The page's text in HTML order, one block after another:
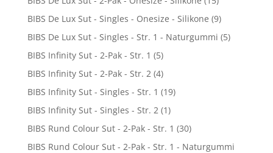
BIBS De Lux Sut - Singles - Onesize - Silikone (9)
BIBS De Lux Sut - Singles - Str. 1 - Naturgummi (5)
BIBS Infinity Sut - 2-Pak - Str. 1 (5)
BIBS Infinity Sut - 2-Pak - Str. 2 (4)
BIBS Infinity Sut - Singles - Str. 1 (19)
BIBS Infinity Sut - Singles - Str. 2 (1)
BIBS Rund Colour Sut - 2-Pak - Str. 1 (30)
BIBS Rund Colour Sut - 2-Pak - Str. 1 - Naturgummi